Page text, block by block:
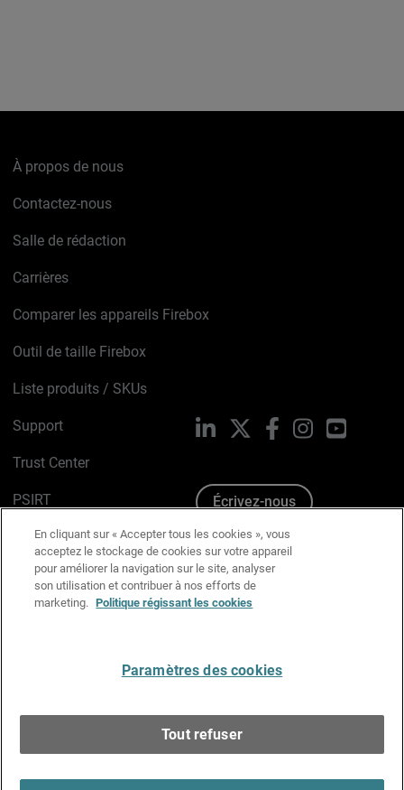
À propos de nous
Contactez-nous
Salle de rédaction
Carrières
Comparer les appareils Firebox
Outil de taille Firebox
Liste produits / SKUs
Support
Trust Center
PSIRT
Avis sur les cookies
Politique de confidentialité
Charte Graphique
LinkedIn FacebookInstagramYouTube
Écrivez-nous
En cliquant sur « Accepter tous les cookies », vous
acceptez le stockage de cookies sur votre appareil
pour améliorer la navigation sur le site, analyser
son utilisation et contribuer à nos efforts de
marketing. Politique régissant les cookies
Paramètres des cookies
Tout refuser